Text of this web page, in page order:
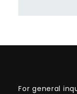
For general